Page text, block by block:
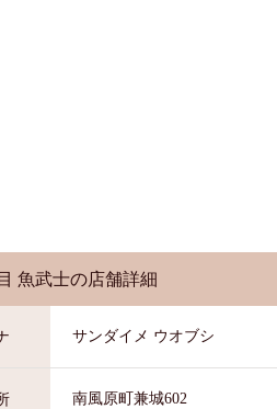
魚武士の店舗詳細
サンダイメ ウオブシ
南風原町兼城602